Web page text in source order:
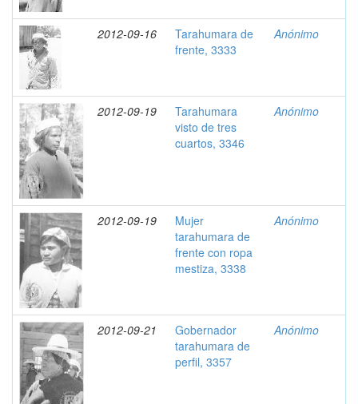
2012-09-16
Tarahumara de
frente, 3333
Anónimo
2012-09-19
Tarahumara
visto de tres
cuartos, 3346
Anónimo
2012-09-19
Mujer
tarahumara de
frente con ropa
mestiza, 3338
Anónimo
2012-09-21
Gobernador
tarahumara de
perfil, 3357
Anónimo